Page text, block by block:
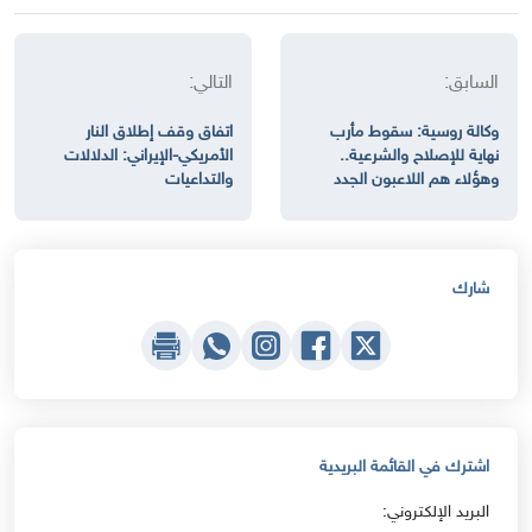
السابق:
وكالة روسية: سقوط مأرب
نهاية للإصلاح والشرعية..
وهؤلاء هم اللاعبون الجدد
التالي:
اتفاق وقف إطلاق النار
الأمريكي-الإيراني: الدلالات
والتداعيات
شارك
اشترك في القائمة البريدية
البريد الإلكتروني: